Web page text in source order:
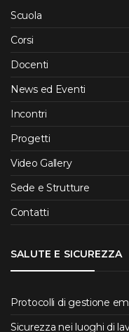
Scuola
Corsi
Docenti
News ed Eventi
Incontri
Progetti
Video Gallery
Sede e Strutture
Contatti
SALUTE E SICUREZZA
Protocolli di gestione
Sicurezza nei luoghi di